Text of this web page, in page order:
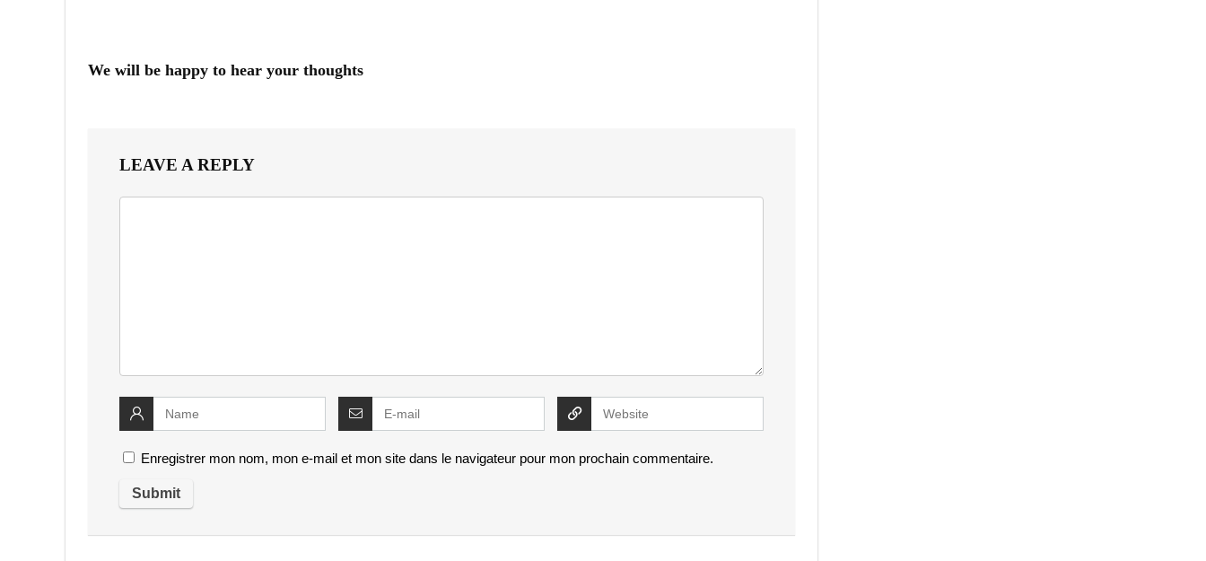
We will be happy to hear your thoughts
LEAVE A REPLY
Enregistrer mon nom, mon e-mail et mon site dans le navigateur pour mon prochain commentaire.